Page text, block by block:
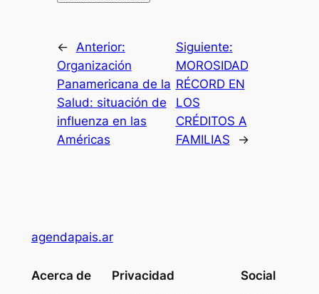
← Anterior:
Organización
Panamericana de la
Salud: situación de
influenza en las
Américas
Siguiente:
MOROSIDAD
RÉCORD EN
LOS
CRÉDITOS A
FAMILIAS
→
agendapais.ar
Acerca de Privacidad Social